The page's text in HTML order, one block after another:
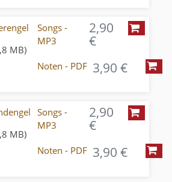
MB)
Songs -
MP3
2,90
€
Noten - PDF 3,90 €
MB)
Songs -
MP3
2,90
€
Noten - PDF 3,90 €